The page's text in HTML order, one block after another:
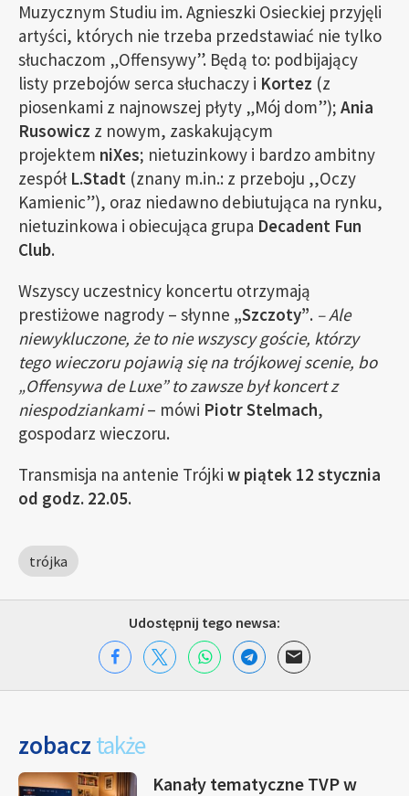
Muzycznym Studiu im. Agnieszki Osieckiej przyjęli
artyści, których nie trzeba przedstawiać nie tylko
słuchaczom „Offensywy”. Będą to: podbijający
listy przebojów serca słuchaczy i Kortez (z
piosenkami z najnowszej płyty „Mój dom”); Ania
Rusowicz z nowym, zaskakującym
projektem niXes; nietuzinkowy i bardzo ambitny
zespół L.Stadt (znany m.in.: z przeboju ,,Oczy
Kamienic”), oraz niedawno debiutująca na rynku,
nietuzinkowa i obiecująca grupa Decadent Fun
Club.
Wszyscy uczestnicy koncertu otrzymają
prestiżowe nagrody – słynne „Szczoty”. – Ale
niewykluczone, że to nie wszyscy goście, którzy
tego wieczoru pojawią się na trójkowej scenie, bo
„Offensywa de Luxe” to zawsze był koncert z
niespodziankami– mówi Piotr Stelmach,
gospodarz wieczoru.
Transmisja na antenie Trójki w piątek 12 stycznia
od godz. 22.05.
trójka
Udostępnij tego newsa:
zobacz także
Kanały tematyczne TVP w